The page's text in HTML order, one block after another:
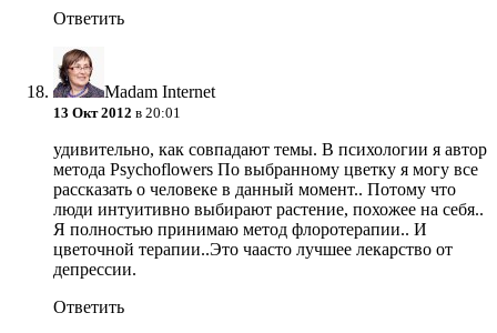
Ответить
Madam Internet
13 Окт 2012 в 20:01
удивительно, как совпадают темы. В психологии я автор
метода Psychoflowers По выбранному цветку я могу все
рассказать о человеке в данный момент.. Потому что
люди интуитивно выбирают растение, похожее на себя..
Я полностью принимаю метод флоротерапии.. И
цветочной терапии..Это чаасто лучшее лекарство от
депрессии.
Ответить